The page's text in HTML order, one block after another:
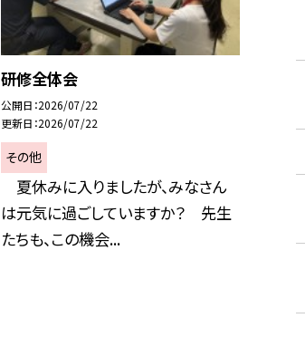
研修全体会
公開日 2026/07/22
更新日 2026/07/22
その他
夏休みに入りましたが、みなさん
は元気に過ごしていますか？ 先生
たちも、この機会...